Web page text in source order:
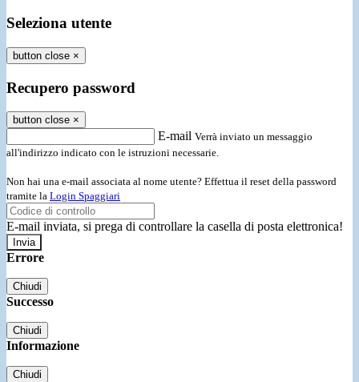
Seleziona utente
button close ×
Recupero password
button close ×
E-mail Verrà inviato un messaggio
all'indirizzo indicato con le istruzioni necessarie.
Non hai una e-mail associata al nome utente? Effettua il reset della password
tramite la Login Spaggiari
E-mail inviata, si prega di controllare la casella di posta elettronica!
Errore
Chiudi
Successo
Chiudi
Informazione
Chiudi